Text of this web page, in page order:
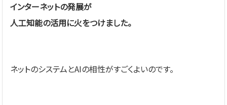
インターネットの発展が
人工知能の活用に火をつけました。
ネットのシステムとAIの相性がすごくよいのです。